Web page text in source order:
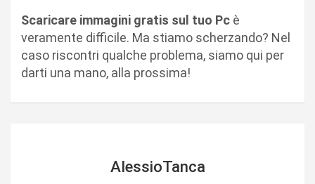
Scaricare immagini gratis sul tuo Pc è
veramente difficile. Ma stiamo scherzando? Nel
caso riscontri qualche problema, siamo qui per
darti una mano, alla prossima!
AlessioTanca